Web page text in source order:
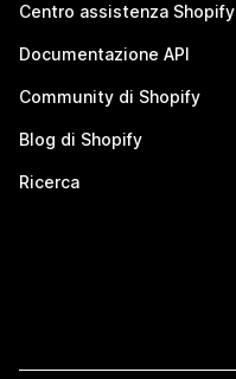
Centro assistenza Shopify
Documentazione API
Community di Shopify
Blog di Shopify
Ricerca